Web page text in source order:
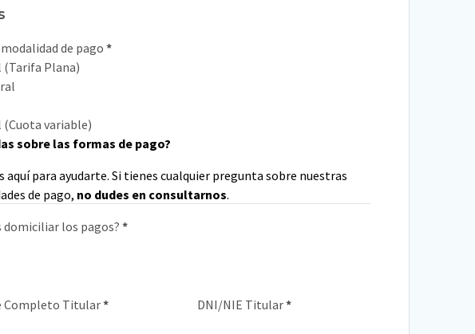
de pago *
(Tarifa Plana)
(Cuota variable)
sobre las formas de pago?
aquí para ayudarte. Si tienes cualquier pregunta sobre nuestras
de pago, no dudes en consultarnos.
domiciliar los pagos?*
Completo Titular* DNI/NIE Titular*